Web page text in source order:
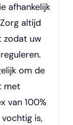
afhankelijk
altijd
zodat uw
om de
met
van 100%
is,